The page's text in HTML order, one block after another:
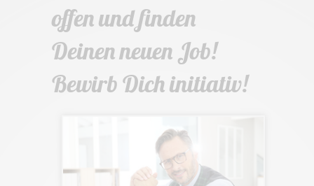
offen und finden
Deinen neuen Job!
Bewirb Dich initiativ!